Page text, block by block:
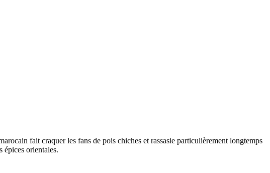
fait craquer les fans de pois chiches et rassasie particulièrement longtemps
épices orientales.